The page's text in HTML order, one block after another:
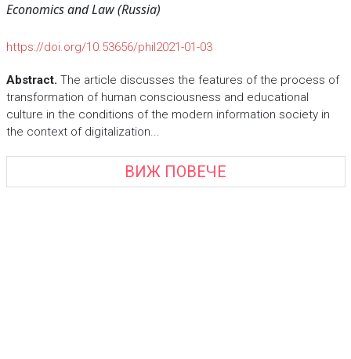
Economics and Law (Russia)
https://doi.org/10.53656/phil2021-01-03
Abstract. The article discusses the features of the process of
transformation of human consciousness and educational
culture in the conditions of the modern information society in
the context of digitalization...
ВИЖ ПОВЕЧЕ